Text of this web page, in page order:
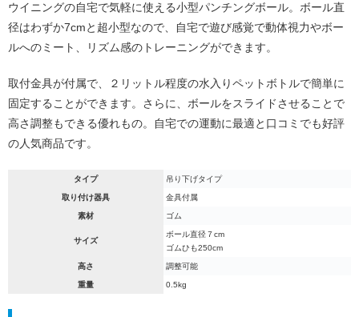
ウイニングの自宅で気軽に使える小型パンチングボール。ボール直
径はわずか7cmと超小型なので、自宅で遊び感覚で動体視力やボー
ルへのミート、リズム感のトレーニングができます。
取付金具が付属で、２リットル程度の水入りペットボトルで簡単に
固定することができます。さらに、ボールをスライドさせることで
高さ調整もできる優れもの。自宅での運動に最適と口コミでも好評
の人気商品です。
タイプ 吊り下げタイプ
取り付け器具 金具付属
素材 ゴム
サイズ
ボール直径７cm
ゴムひも250cm
高さ 調整可能
重量 0.5kg